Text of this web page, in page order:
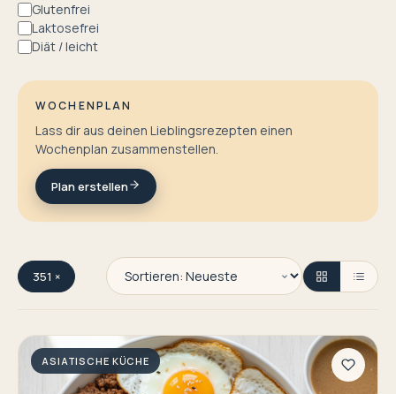
Glutenfrei
Laktosefrei
Diät / leicht
WOCHENPLAN
Lass dir aus deinen Lieblingsrezepten einen
Wochenplan zusammenstellen.
Plan erstellen
351 ×
ASIATISCHE KÜCHE